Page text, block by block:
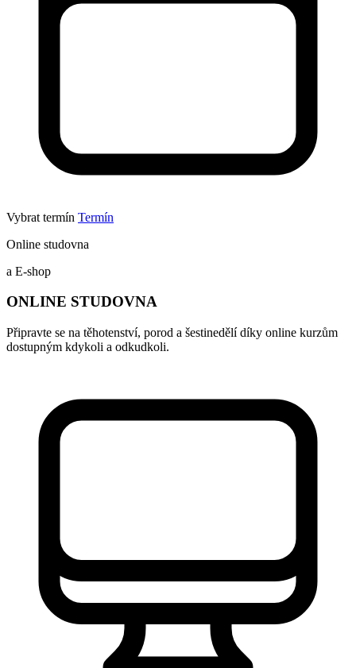
Vybrat termín Termín
Online studovna
a E-shop
ONLINE STUDOVNA
Připravte se na těhotenství, porod a šestinedělí díky online kurzům
dostupným kdykoli a odkudkoli.